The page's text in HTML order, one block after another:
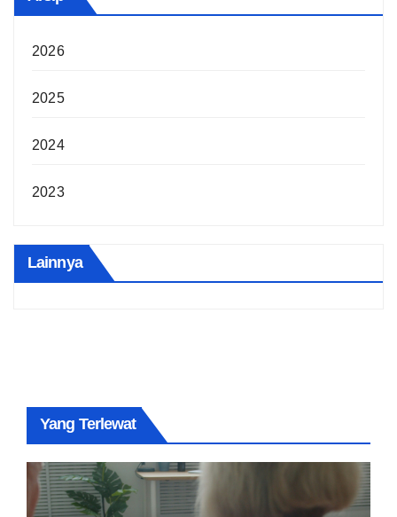
2026
2025
2024
2023
Lainnya
Yang Terlewat